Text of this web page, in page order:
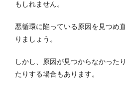
もしれません。
悪循環に陥っている原因を見つめ
りましょう。
しかし、原因が見つからなかった
たりする場合もあります。